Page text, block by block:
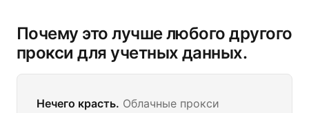
Почему это лучше любого другого
прокси для учетных данных.
Нечего красть. Облачные прокси